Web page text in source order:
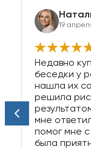
19
Недавно
беседки у
нашла их
решила
мне
помог мне
была